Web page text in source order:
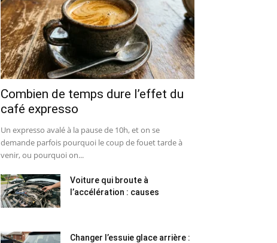
Combien de temps dure l’effet du
café expresso
Un expresso avalé à la pause de 10h, et on se
demande parfois pourquoi le coup de fouet tarde à
venir, ou pourquoi on...
Voiture qui broute à
l’accélération : causes
Changer l’essuie glace arrière :